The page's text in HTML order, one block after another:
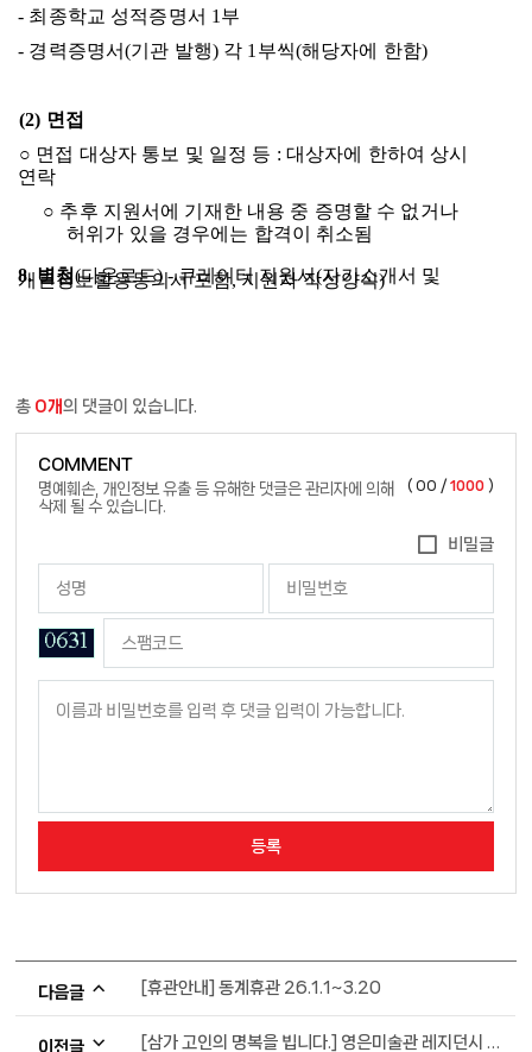
- 최종학교 성적증명서 1 부
- 경력증명서(기관 발행) 각 1 부씩(해당자에 한함)
(2) 면접
○ 면접 대상자 통보 및 일정 등 : 대상자에 한하여 상시
연락
○ 추후 지원서에 기재한 내용 중 증명할 수 없거나
허위가 있을 경우에는 합격이 취소됨
8.별첨(다운로드) -큐레이터 지원서(자기소개서 및
개인정보활용동의서 포함,지원자 작성양식)
총 0개의 댓글이 있습니다.
COMMENT
명예훼손, 개인정보 유출 등 유해한 댓글은 관리자에 의해
삭제 될 수 있습니다.
(00 /1000 )
비밀글
다음글 [휴관안내] 동계휴관 26.1.1~3.20
이전글 [삼가 고인의 명복을 빕니다.] 영은미술관 레지던시 입주작가 변용국 작가 별세